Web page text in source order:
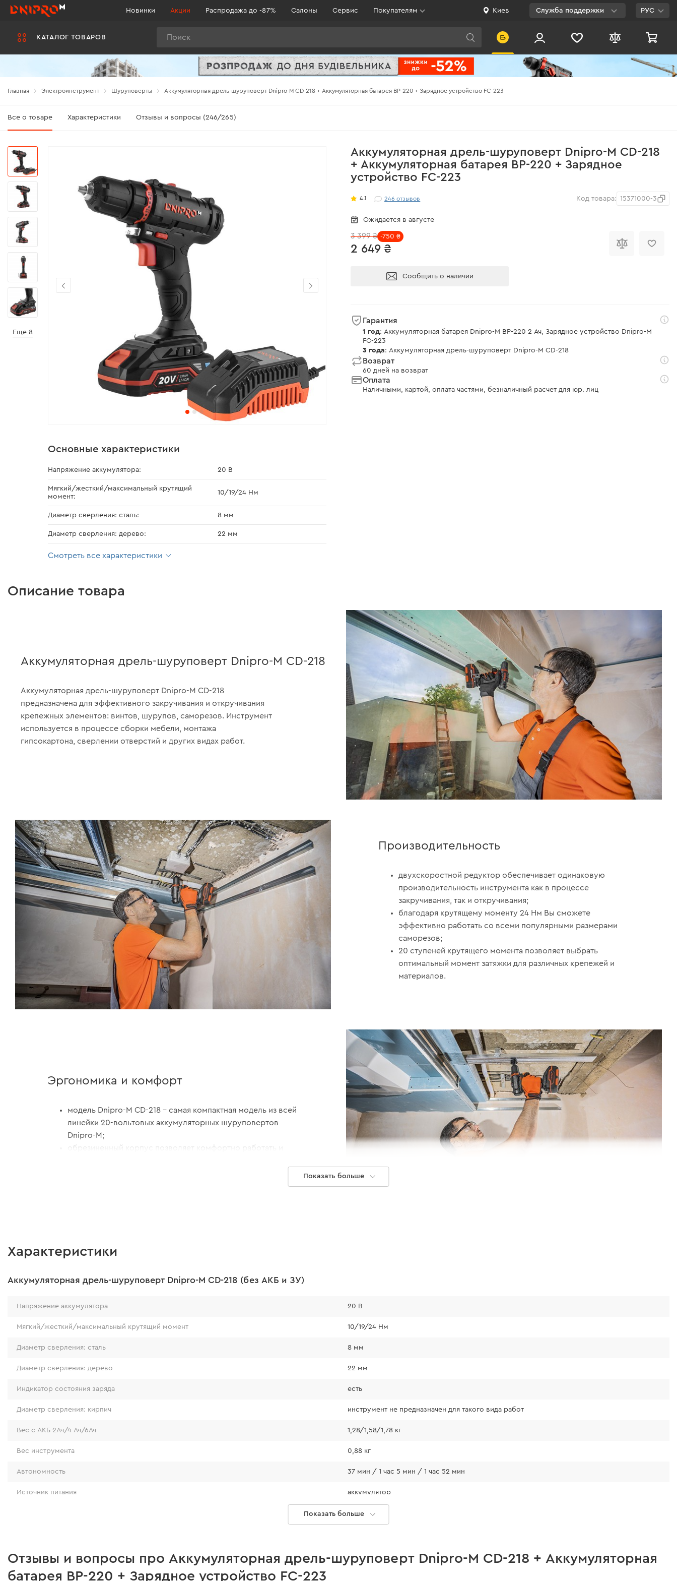
КАТАЛОГ ТОВАРОВ
Новинки Акции Распродажа до -87% Салоны Сервис Покупателям Киев Служба поддержки
0 800 200 500
Бесплатно по
Украине
РУС
Главная Электроинструмент Шуруповерты Аккумуляторная дрель-шуруповерт Dnipro-M CD-218 + Аккумуляторная батарея BP-220 + Зарядное устройство FC-223
Все о товаре Характеристики Отзывы и вопросы (246/265)
Аккумуляторная дрель-шуруповерт Dnipro-M CD-218
+ Аккумуляторная батарея BP-220 + Зарядное
устройство FC-223
4.1 246отзывов Код товара: 15371000-3
Ожидается в августе
2 649 ₴
3 399 ₴ -750 ₴
Сообщить о наличии
Гарантия
1 год: Аккумуляторная батарея Dnipro-M BP-220 2 Ач, Зарядное устройство Dnipro-M
FC-223
3 года: Аккумуляторная дрель-шуруповерт Dnipro-M CD-218
Возврат
60 дней на возврат
Оплата
Наличными, картой, оплата частями, безналичный расчет для юр. лиц
Еще 8
Основные характеристики
Напряжение аккумулятора: 20 В
Мягкий/жесткий/максимальный крутящий
момент:
10/19/24 Нм
Диаметр сверления: сталь: 8 мм
Диаметр сверления: дерево: 22 мм
Смотреть все характеристики
Описание товара
Аккумуляторная дрель-шуруповерт Dnipro-M CD-218
Аккумуляторная дрель-шуруповерт Dnipro-M CD-218
предназначена для эффективного закручивания и откручивания
крепежных элементов: винтов, шурупов, саморезов. Инструмент
используется в процессе сборки мебели, монтажа
гипсокартона, сверлении отверстий и других видах работ.
Производительность
двухскоростной редуктор обеспечивает одинаковую
производительность инструмента как в процессе
закручивания, так и откручивания;
благодаря крутящему моменту 24 Нм Вы сможете
эффективно работать со всеми популярными размерами
саморезов;
20 ступеней крутящего момента позволяет выбрать
оптимальный момент затяжки для различных крепежей и
материалов.
Эргономика и комфорт
модель Dnipro-M CD-218 – самая компактная модель из всей
линейки 20-вольтовых аккумуляторных шуруповертов
Dnipro-M;
обрезиненный корпус позволяет комфортно работать и
Аккумуляторная батарея Dnipro-M BP-220 2 А/час
позволяет выполнить бытовые задачи, без перерыва на отдых.
Батарея совместима с любым 20 V аккумуляторным
Показать больше
Характеристики
Аккумуляторная дрель-шуруповерт Dnipro-M CD-218 (без АКБ и ЗУ)
Напряжение аккумулятора 20 В
Мягкий/жесткий/максимальный крутящий момент 10/19/24 Нм
Диаметр сверления: сталь 8 мм
Диаметр сверления: дерево 22 мм
Индикатор состояния заряда есть
Диаметр сверления: кирпич инструмент не предназначен для такого вида работ
Вес с АКБ 2Ач/4 Ач/6Ач 1,28/1,58/1,78 кг
Вес инструмента 0,88 кг
Автономность 37 мин / 1 час 5 мин / 1 час 52 мин
Источник питания аккумулятор
270 Вт
Номинальная мощность
Количество оборотов холостого хода
Показать больше
Отзывы и вопросы про Аккумуляторная дрель-шуруповерт Dnipro-M CD-218 + Аккумуляторная
батарея BP-220 + Зарядное устройство FC-223